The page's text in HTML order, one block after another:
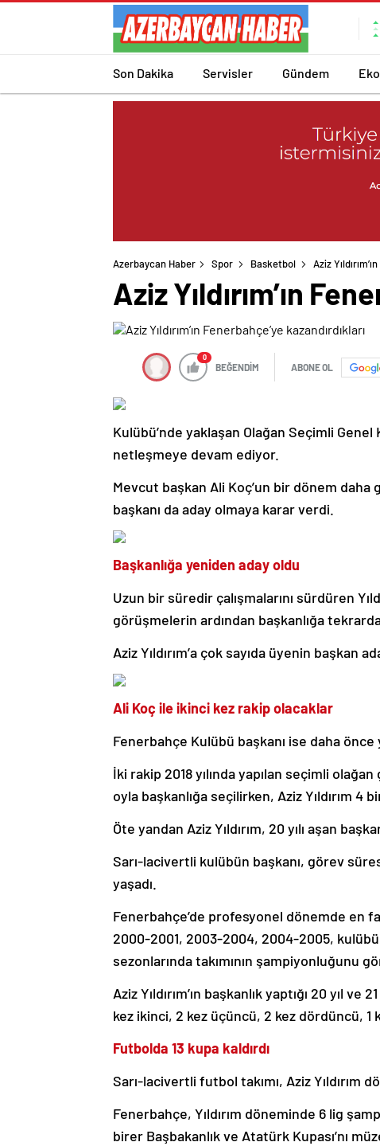
Son Dakika Servisler Gündem
Azerbaycan Haber Spor Basketbol Aziz
Aziz Yıldırım’ın
0
BEĞENDİM ABONE OL
Kulübü’nde yaklaşan Olağan Seçimli
netleşmeye devam ediyor.
Mevcut başkan Ali Koç’un bir dönem daha
başkanı da aday olmaya karar verdi.
Başkanlığa yeniden aday oldu
Uzun bir süredir çalışmalarını sürdüren
görüşmelerin ardından başkanlığa
Aziz Yıldırım’a çok sayıda üyenin başkan
Ali Koç ile ikinci kez rakip olacaklar
Fenerbahçe Kulübü başkanı ise daha önce
İki rakip 2018 yılında yapılan seçimli
oyla başkanlığa seçilirken, Aziz Yıldırım 4
Öte yandan Aziz Yıldırım, 20 yılı aşan
Sarı-lacivertli kulübün başkanı, görev
yaşadı.
Fenerbahçe’de profesyonel dönemde en
2000-2001, 2003-2004, 2004-2005,
sezonlarında takımının şampiyonluğunu
Aziz Yıldırım’ın başkanlık yaptığı 20 yıl
kez ikinci, 2 kez üçüncü, 2 kez dördüncü, 1
Futbolda 13 kupa kaldırdı
Sarı-lacivertli futbol takımı, Aziz Yıldırım
Fenerbahçe, Yıldırım döneminde 6 lig
birer Başbakanlık ve Atatürk Kupası’nı